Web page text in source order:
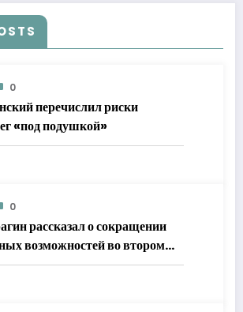
0
перечислил риски
«под подушкой»
0
рассказал о сокращении
возможностей во втором